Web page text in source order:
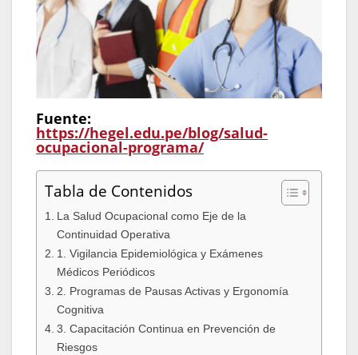
Fuente:
https://hegel.edu.pe/blog/salud-
ocupacional-programa/
Tabla de Contenidos
La Salud Ocupacional como Eje de la
Continuidad Operativa
1. Vigilancia Epidemiológica y Exámenes
Médicos Periódicos
2. Programas de Pausas Activas y Ergonomía
Cognitiva
3. Capacitación Continua en Prevención de
Riesgos